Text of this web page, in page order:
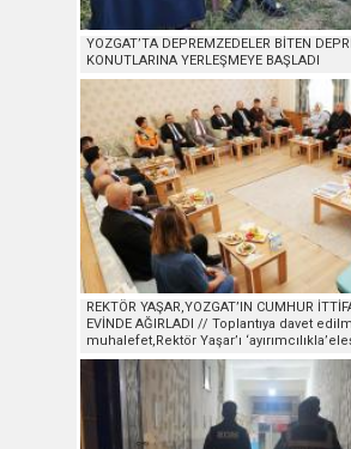
YOZGAT’TA DEPREMZEDELER BİTEN
KONUTLARINA YERLEŞMEYE BAŞLADI
REKTÖR YAŞAR,YOZGAT’IN CUMHUR
EVİNDE AĞIRLADI // Toplantıya davet
muhalefet,Rektör Yaşar’ı